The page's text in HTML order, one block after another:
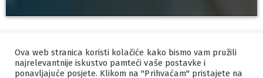
IZRADA I HOSTINGORBIS
MARKETING
Ova web stranica koristi kolačiće kako bismo vam pružili
najrelevantnije iskustvo pamteći vaše postavke i
ponavljajuće posjete. Klikom na "Prihvaćam" pristajete na